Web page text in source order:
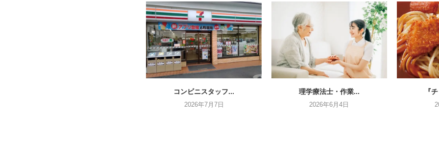
コンビニスタッフ...
2026年7月7日
理学療法士・作業...
2026年6月4日
『